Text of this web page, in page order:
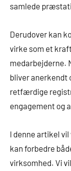
samlede
Derudover kan
virke som et
medarbejderne.
bliver anerkendt
retfærdige
engagement og
I denne artikel
kan forbedre
virksomhed. Vi